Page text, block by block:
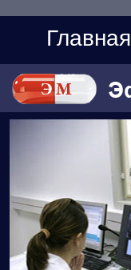
Главная